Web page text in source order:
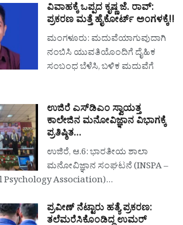
ವಿವಾಹಕ್ಕೆ ಒಪ್ಪದ ಕೃಷ್ಣ ಜೆ. ರಾವ್:
ಪ್ರಕರಣ ಮತ್ತೆ ಹೈಕೋರ್ಟ್ ಅಂಗಳಕ್ಕೆ!!
ಮಂಗಳೂರು: ಮದುವೆಯಾಗುವುದಾಗಿ
ನಂಬಿಸಿ ಯುವತಿಯೊಂದಿಗೆ ದೈಹಿಕ
ಸಂಬಂಧ ಬೆಳೆಸಿ, ಬಳಿಕ ಮದುವೆಗೆ
ಉಜಿರೆ ಎಸ್‌ಡಿಎಂ ಸ್ವಾಯತ್ತ
ಕಾಲೇಜಿನ ಮನೋವಿಜ್ಞಾನ ವಿಭಾಗಕ್ಕೆ
ಪ್ರತಿಷ್ಠಿತ…
ಉಜಿರೆ, ಆ.6: ಭಾರತೀಯ ಶಾಲಾ
ಮನೋವಿಜ್ಞಾನ ಸಂಘಟನೆ (INSPA –
Psychology Association)…
ಪ್ರವೀಣ್‌ ನೆಟ್ಟಾರು ಹತ್ಯೆ ಪ್ರಕರಣ:
ತಲೆಮರೆಸಿಕೊಂಡಿದ್ದ ಉಮರ್‌